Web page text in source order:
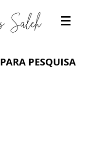
PESQUISA